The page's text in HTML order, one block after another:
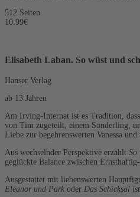
512 Seiten
10.99€
Elisabeth Laban. So wüst und
Hanser Verlag
ab 13 Jahren
Am Irving-Internat ist es Tradition,
von Tim zugeteilt, einem Sonderling,
Liebe zur begehrenswerten Vanessa
Aus wechselnder Perspektive erzählt So
geglückte Balance zwischen
Ausgestattet mit liebenswerten
Eleanor und Park oder Das Schicksal